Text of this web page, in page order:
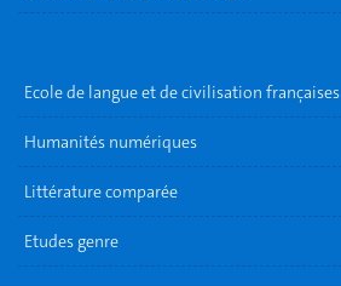
Ecole de langue et de civilisation françaises
Humanités numériques
Littérature comparée
Etudes genre